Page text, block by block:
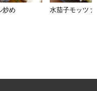
炒め 水茄子モッツァ